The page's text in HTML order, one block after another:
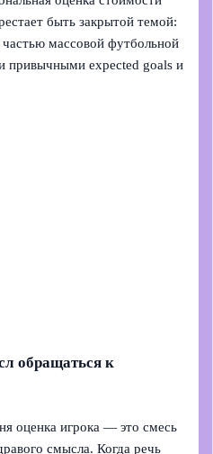
быть закрытой темой:
частью массовой футбольной
привычными expected goals и
обращаться к
оценка игрока — это смесь
смысла. Когда речь